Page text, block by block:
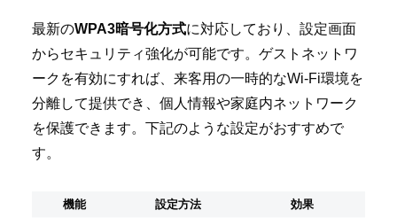
最新のWPA3暗号化方式に対応しており、設定画面
からセキュリティ強化が可能です。ゲストネットワ
ークを有効にすれば、来客用の一時的なWi-Fi環境を
分離して提供でき、個人情報や家庭内ネットワーク
を保護できます。下記のような設定がおすすめで
す。
機能 設定方法
効果